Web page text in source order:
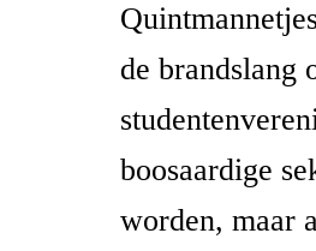
de brandslang
boosaardige
worden, maar